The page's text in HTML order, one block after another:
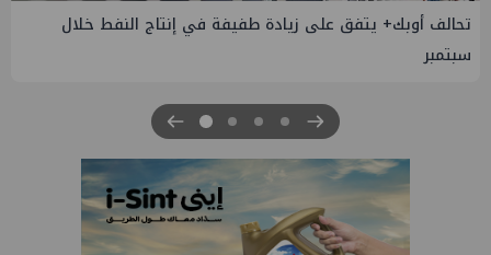
إسدال الستار على النسخة الثانية من "منتدى مصر للطاقة
والصناعة 2026" بنجاح